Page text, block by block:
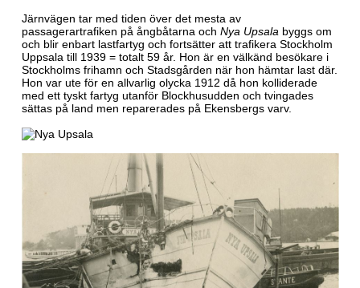
Järnvägen tar med tiden över det mesta av
passagerartrafiken på ångbåtarna och Nya Upsala byggs om
och blir enbart lastfartyg och fortsätter att trafikera Stockholm
Uppsala till 1939 = totalt 59 år. Hon är en välkänd besökare i
Stockholms frihamn och Stadsgården när hon hämtar last där.
Hon var ute för en allvarlig olycka 1912 då hon kolliderade
med ett tyskt fartyg utanför Blockhusudden och tvingades
sättas på land men reparerades på Ekensbergs varv.